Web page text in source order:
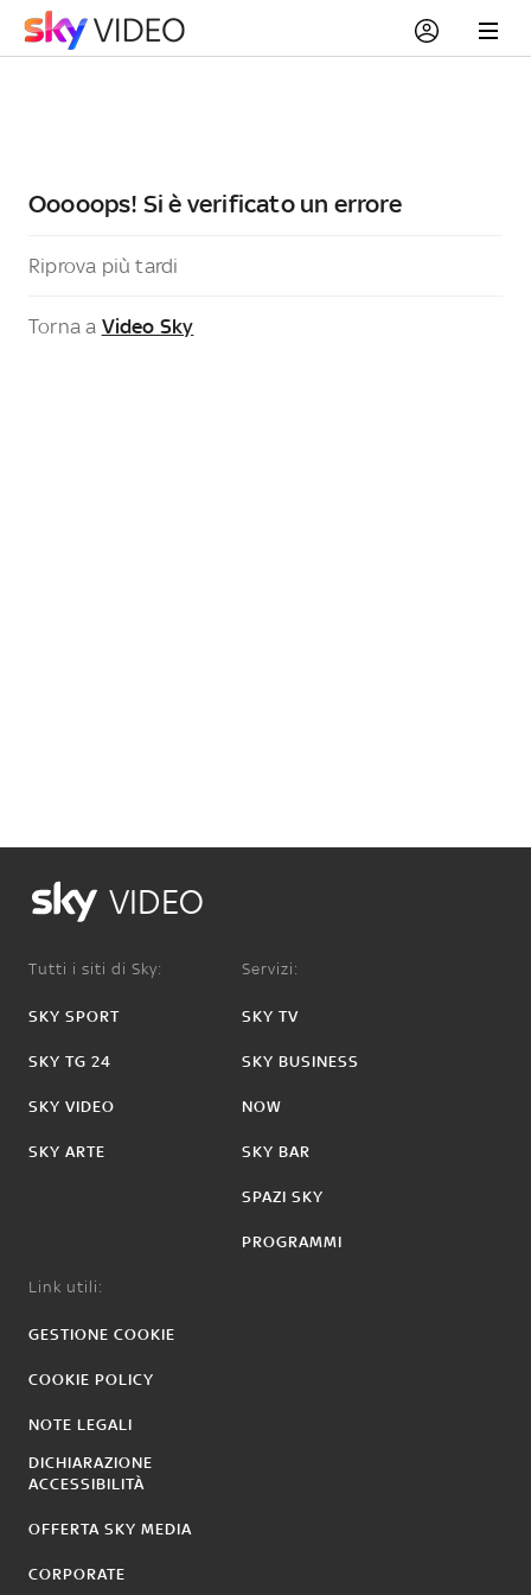
Ooooops! Si è verificato un errore
Riprova più tardi
Torna a Video Sky
VIDEO
Tutti i siti di Sky:
SKY SPORT
SKY TG 24
SKY VIDEO
SKY ARTE
Servizi:
SKY TV
SKY BUSINESS
NOW
SKY BAR
SPAZI SKY
PROGRAMMI
Link utili:
GESTIONE COOKIE
COOKIE POLICY
NOTE LEGALI
DICHIARAZIONE
ACCESSIBILITÀ
OFFERTA SKY MEDIA
CORPORATE